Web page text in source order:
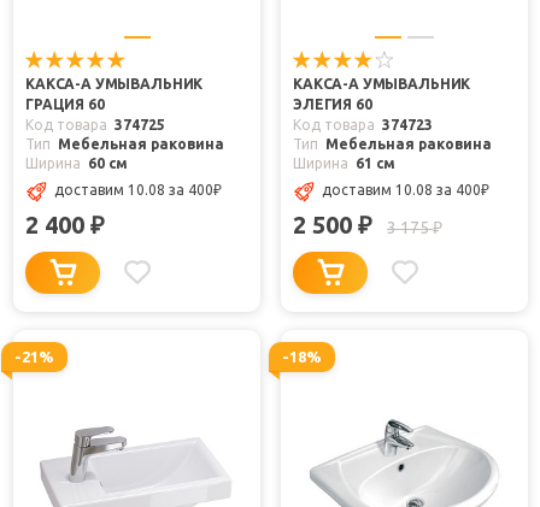
КАКСА-А УМЫВАЛЬНИК
ГРАЦИЯ 60
Код товара 374725
Тип
Мебельная раковина
Ширина
60 см
доставим 10.08 за 400₽
2 400 ₽
КАКСА-А УМЫВАЛЬНИК
ЭЛЕГИЯ 60
Код товара 374723
Тип
Мебельная раковина
Ширина
61 см
доставим 10.08 за 400₽
2 500 ₽ 3 175₽
-21% -18%